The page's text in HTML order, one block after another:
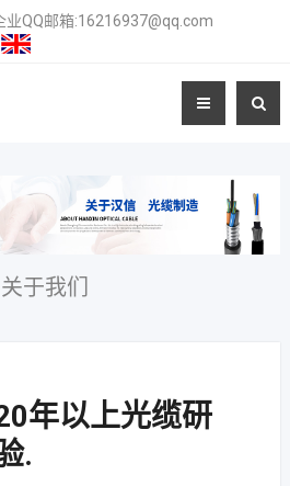
QQ邮箱:16216937@qq.com
关于我们
年以上光缆研
.